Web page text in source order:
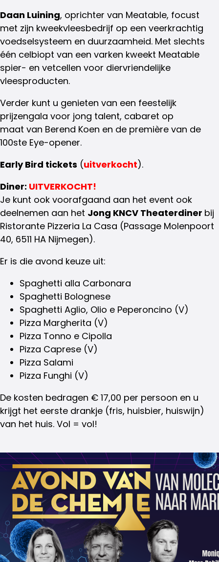
Daan Luining, oprichter van Meatable, focust
met zijn kweekvleesbedrijf op een veerkrachtig
voedselsysteem en duurzaamheid. Met slechts
één celbiopt van een varken kweekt Meatable
spier- en vetcellen voor diervriendelijke
vleesproducten.
Verder kunt u genieten van een feestelijk
prijzengala voor jong talent, cabaret op
maat van Berend Koen en de première van de
100ste Eye-opener.
Early Bird tickets (uitverkocht).
Diner: UITVERKOCHT!
Je kunt ook voorafgaand aan het event ook
deelnemen aan het Jong KNCV Theaterdiner bij
Ristorante Pizzeria La Casa (Passage Molenpoort
40, 6511 HA Nijmegen).
Er is die avond keuze uit:
Spaghetti alla Carbonara
Spaghetti Bolognese
Spaghetti Aglio, Olio e Peperoncino (V)
Pizza Margherita (V)
Pizza Tonno e Cipolla
Pizza Caprese (V)
Pizza Salami
Pizza Funghi (V)
De kosten bedragen € 17,00 per persoon en u
krijgt het eerste drankje (fris, huisbier, huiswijn)
van het huis. Vol = vol!